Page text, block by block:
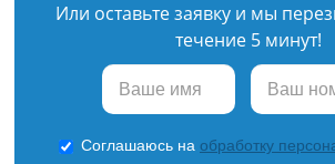
Или оставьте заявку и мы
течение 5 минут!
Соглашаюсь на обработку